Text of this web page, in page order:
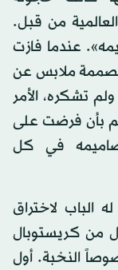
من قبل.
عندما فازت
ملابس عن
تشكره، الأمر
بأن فرضت على
في كل
لاختراق
من كريستوبال
النخبة. أول